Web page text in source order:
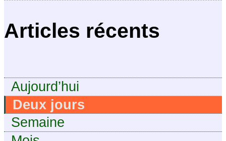
Articles récents
Aujourd’hui
Deux jours
Semaine